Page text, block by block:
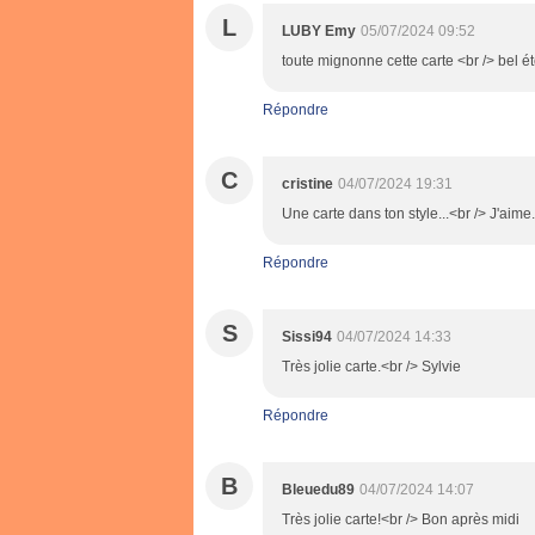
L LUBY Emy 05/07/2024 09:52
toute mignonne cette carte <br /> bel
Répondre
C cristine 04/07/2024 19:31
Une carte dans ton style...<br />
Répondre
S Sissi94 04/07/2024 14:33
Très jolie carte.<br /> Sylvie
Répondre
B Bleuedu89 04/07/2024 14:07
Très jolie carte!<br /> Bon après midi